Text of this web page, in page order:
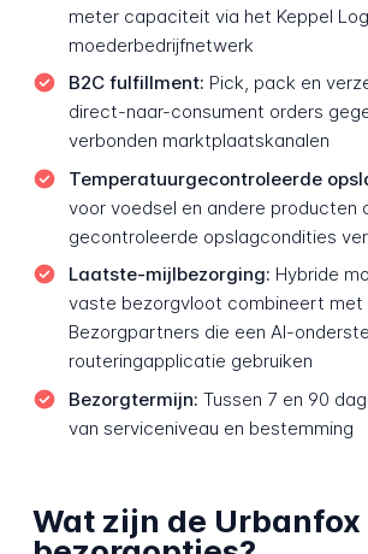
meter capaciteit via het Keppel
moederbedrijfnetwerk
B2C fulfillment: Pick, pack en
direct-naar-consument orders
verbonden marktplaatskanalen
Temperatuurgecontroleerde
voor voedsel en andere producten
gecontroleerde opslagcondities
Laatste-mijlbezorging: Hybride
vaste bezorgvloot combineert met
Bezorgpartners die een AI-
routeringapplicatie gebruiken
Bezorgtermijn: Tussen 7 en 90
van serviceniveau en bestemming
Wat zijn de Urbanfox